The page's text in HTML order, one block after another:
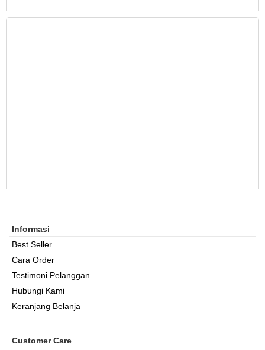
Informasi
Best Seller
Cara Order
Testimoni Pelanggan
Hubungi Kami
Keranjang Belanja
Customer Care